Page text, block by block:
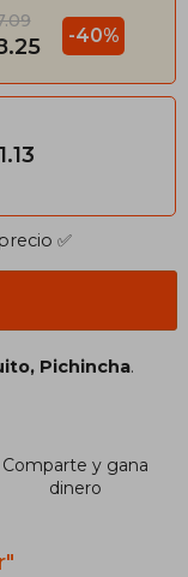
-40%
✅
Pichincha.
Comparte y gana
dinero